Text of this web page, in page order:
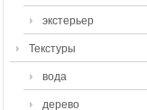
экстерьер
Текстуры
вода
дерево